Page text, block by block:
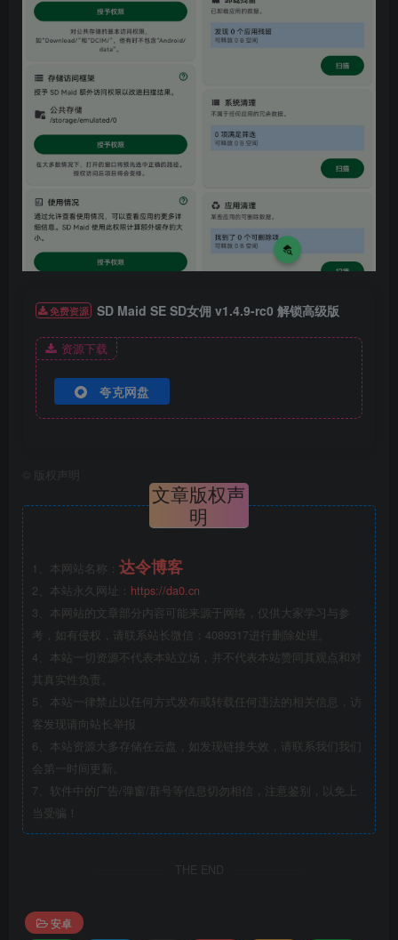
免费资源 SD Maid SE SD女佣 v1.4.9-rc0 解锁高级版
资源下载
夸克网盘
版权声明
文章版权声
明
1、本网站名称： 达令博客
2、本站永久网址： https://da0.cn
3、本网站的文章部分内容可能来源于网络，仅供大家学习与参
考，如有侵权，请联系站长微信：4089317进行删除处理。
4、本站一切资源不代表本站立场，并不代表本站赞同其观点和对
其真实性负责。
5、本站一律禁止以任何方式发布或转载任何违法的相关信息，访
客发现请向站长举报
6、本站资源大多存储在云盘，如发现链接失效，请联系我们我们
会第一时间更新。
7、软件中的广告/弹窗/群号等信息切勿相信，注意鉴别，以免上
当受骗！
THE END
安卓